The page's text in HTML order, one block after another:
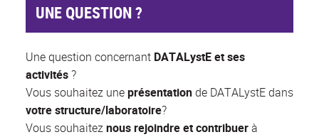
UNE QUESTION ?
Une question concernant DATALystE et ses
activités?
Vous souhaitez uneprésentationde DATALystE dans
votre structure/laboratoire?
Vous souhaiteznous rejoindre et contribuerà